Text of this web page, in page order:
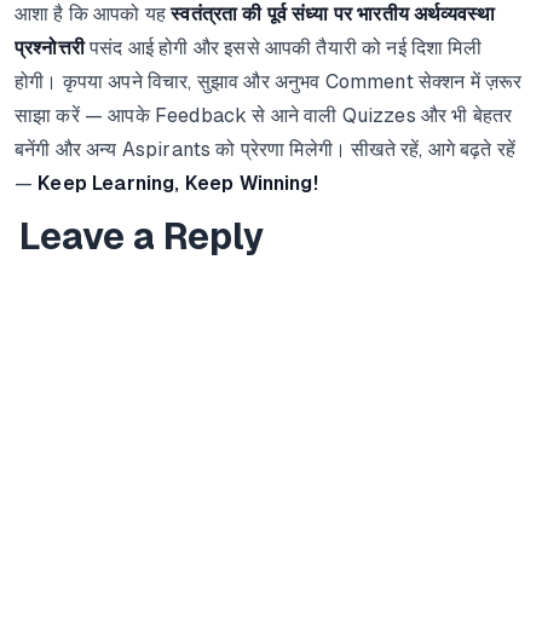
आशा है कि आपको यहस्वतंत्रता की पूर्व संध्या पर भारतीय अर्थव्यवस्था
प्रश्नोत्तरीपसंद आई होगी और इससे आपकी तैयारी को नई दिशा मिली
होगी। कृपया अपने विचार, सुझाव और अनुभव Comment सेक्शन में ज़रूर
साझा करें — आपके Feedback से आने वाली Quizzes और भी बेहतर
बनेंगी और अन्य Aspirants को प्रेरणा मिलेगी। सीखते रहें, आगे बढ़ते रहें
— Keep Learning, Keep Winning!
Leave a Reply